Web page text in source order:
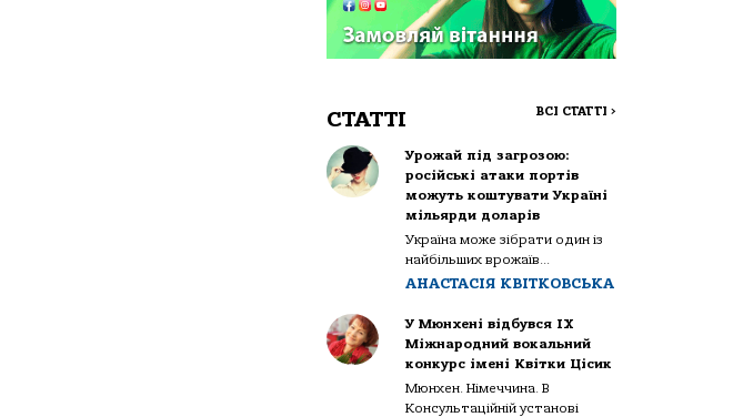
СТАТТІ ВСІ СТАТТІ >
Урожай під загрозою:
російські атаки портів
можуть коштувати Україні
мільярди доларів
Україна може зібрати один із
найбільших врожаїв...
АНАСТАСІЯ КВІТКОВСЬКА
У Мюнхені відбувся IX
Міжнародний вокальний
конкурс імені Квітки Цісик
Мюнхен. Німеччина. В
Консультаційній установі